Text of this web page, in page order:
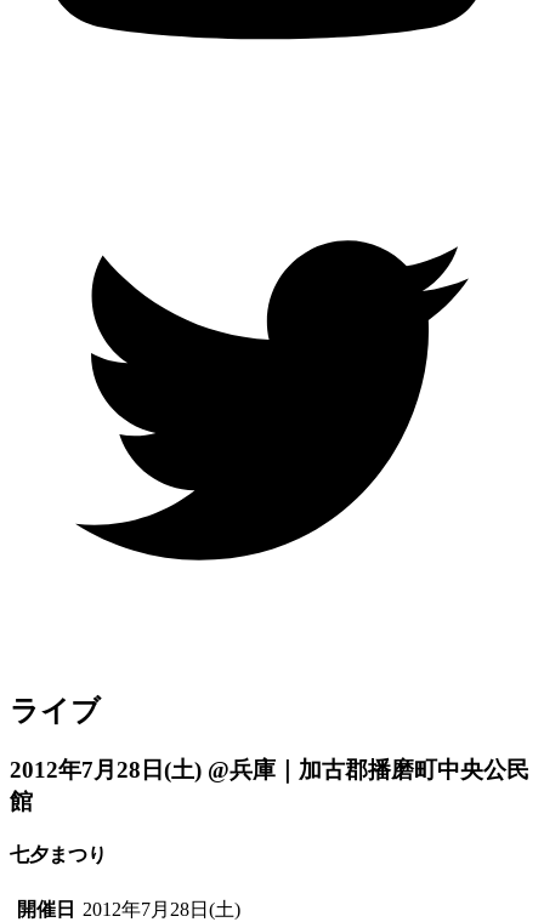
ライブ
2012年7月28日(土) @兵庫｜加古郡播磨町中央公民
館
七夕まつり
開催日 2012年7月28日 (土)